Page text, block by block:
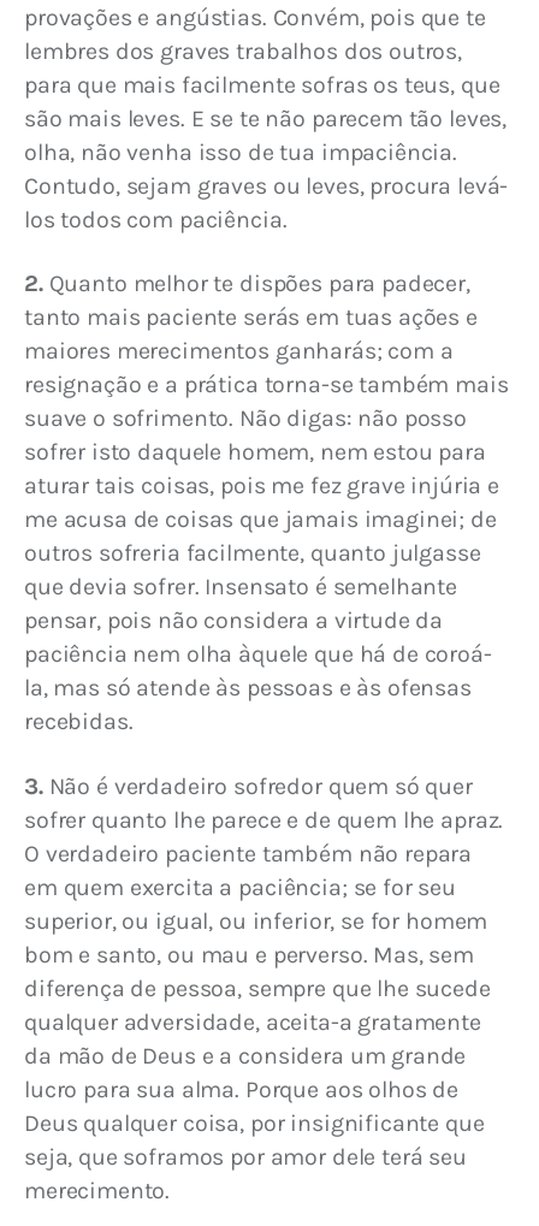
provações e angústias. Convém, pois que te
lembres dos graves trabalhos dos outros,
para que mais facilmente sofras os teus, que
são mais leves. E se te não parecem tão leves,
olha, não venha isso de tua impaciência.
Contudo, sejam graves ou leves, procura levá-
los todos com paciência.
2. Quanto melhor te dispões para padecer,
tanto mais paciente serás em tuas ações e
maiores merecimentos ganharás; com a
resignação e a prática torna-se também mais
suave o sofrimento. Não digas: não posso
sofrer isto daquele homem, nem estou para
aturar tais coisas, pois me fez grave injúria e
me acusa de coisas que jamais imaginei; de
outros sofreria facilmente, quanto julgasse
que devia sofrer. Insensato é semelhante
pensar, pois não considera a virtude da
paciência nem olha àquele que há de coroá-
la, mas só atende às pessoas e às ofensas
recebidas.
3. Não é verdadeiro sofredor quem só quer
sofrer quanto lhe parece e de quem lhe apraz.
O verdadeiro paciente também não repara
em quem exercita a paciência; se for seu
superior, ou igual, ou inferior, se for homem
bom e santo, ou mau e perverso. Mas, sem
diferença de pessoa, sempre que lhe sucede
qualquer adversidade, aceita-a gratamente
da mão de Deus e a considera um grande
lucro para sua alma. Porque aos olhos de
Deus qualquer coisa, por insignificante que
seja, que soframos por amor dele terá seu
merecimento.